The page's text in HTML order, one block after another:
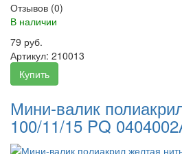
Отзывов (0)
В наличии
79 руб.
Артикул: 210013
Купить
Мини-валик
100/11/15 PQ